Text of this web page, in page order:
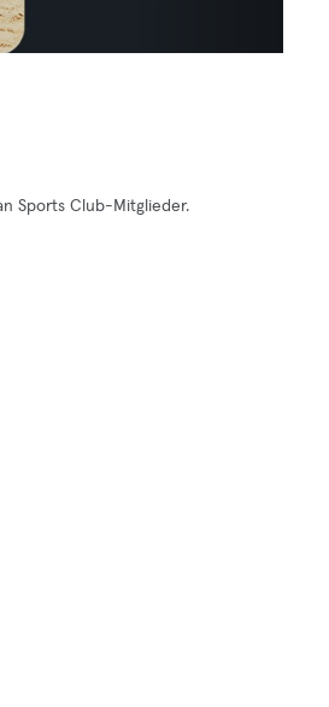
Sports Club-Mitglieder.